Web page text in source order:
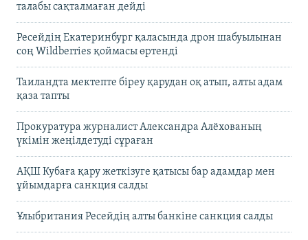
талабы сақталмаған дейді
Ресейдің Екатеринбург қаласында дрон шабуылынан
соң Wildberries қоймасы өртенді
Таиландта мектепте біреу қарудан оқ атып, алты адам
қаза тапты
Прокуратура журналист Александра Алёхованың
үкімін жеңілдетуді сұраған
АҚШ Кубаға қару жеткізуге қатысы бар адамдар мен
ұйымдарға санкция салды
Ұлыбритания Ресейдің алты банкіне санкция салды